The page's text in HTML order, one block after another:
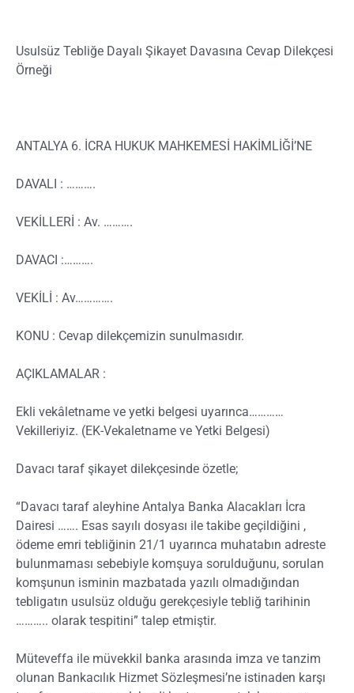
Usulsüz Tebliğe Dayalı Şikayet Davasına Cevap Dilekçesi
Örneği
ANTALYA 6. İCRA HUKUK MAHKEMESİ HAKİMLİĞİ’NE
DAVALI : ……….
VEKİLLERİ : Av. ……….
DAVACI :……….
VEKİLİ : Av………….
KONU : Cevap dilekçemizin sunulmasıdır.
AÇIKLAMALAR :
Ekli vekâletname ve yetki belgesi uyarınca…………
Vekilleriyiz. (EK-Vekaletname ve Yetki Belgesi)
Davacı taraf şikayet dilekçesinde özetle;
“Davacı taraf aleyhine Antalya Banka Alacakları İcra
Dairesi ……. Esas sayılı dosyası ile takibe geçildiğini ,
ödeme emri tebliğinin 21/1 uyarınca muhatabın adreste
bulunmaması sebebiyle komşuya sorulduğunu, sorulan
komşunun isminin mazbatada yazılı olmadığından
tebligatın usulsüz olduğu gerekçesiyle tebliğ tarihinin
……….. olarak tespitini” talep etmiştir.
Müteveffa ile müvekkil banka arasında imza ve tanzim
olunan Bankacılık Hizmet Sözleşmesi’ne istinaden karşı